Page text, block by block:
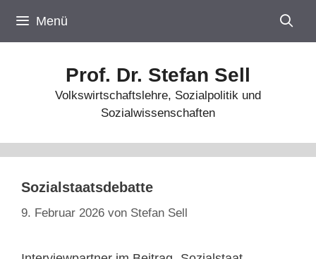
Inhalt
springen
Menü
Prof. Dr. Stefan Sell
Volkswirtschaftslehre, Sozialpolitik und
Sozialwissenschaften
Sozialstaatsdebatte
9. Februar 2026 von Stefan Sell